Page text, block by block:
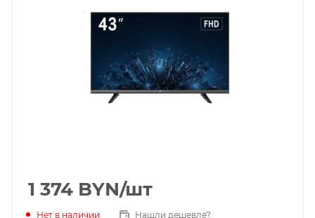
1 374 BYN/шт
Нет в наличии Нашли дешевле?